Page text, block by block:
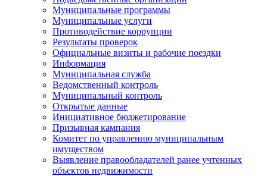
Муниципальные программы
Муниципальные услуги
Противодействие коррупции
Результаты проверок
Официальные визиты и рабочие поездки
Информация
Муниципальная служба
Ведомственный контроль
Муниципальный контроль
Открытые данные
Инициативное бюджетирование
Призывная кампания
Комитет по управлению муниципальным
имуществом
Выявление правообладателей ранее учтенных
объектов недвижимости